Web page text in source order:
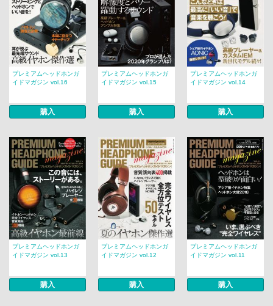
プレミアムヘッドホンガ
イドマガジン vol.16
購入
プレミアムヘッドホンガ
イドマガジン vol.15
購入
プレミアムヘッドホンガ
イドマガジン vol.14
購入
プレミアムヘッドホンガ
イドマガジン vol.13
購入
プレミアムヘッドホンガ
イドマガジン vol.12
購入
プレミアムヘッドホンガ
イドマガジン vol.11
購入